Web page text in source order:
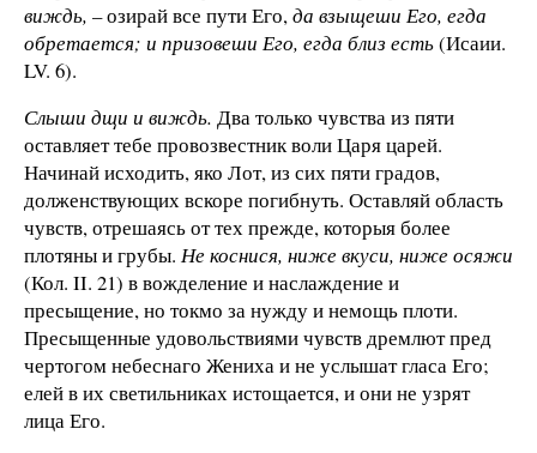
виждь, – озирай все пути Его, да взыщеши Его, егда
обретается; и призовеши Его, егда близ есть(Исаии.
LV. 6).
Слыши дщи и виждь. Два только чувства из пяти
оставляет тебе провозвестник воли Царя царей.
Начинай исходить, яко Лот, из сих пяти градов,
долженствующих вскоре погибнуть. Оставляй область
чувств, отрешаясь от тех прежде, которыя более
плотяны и грубы. Не коснися, ниже вкуси, ниже осяжи
(Кол. II. 21) в вожделение и наслаждение и
пресыщение, но токмо за нужду и немощь плоти.
Пресыщенные удовольствиями чувств дремлют пред
чертогом небеснаго Жениха и не услышат гласа Его;
елей в их светильниках истощается, и они не узрят
лица Его.